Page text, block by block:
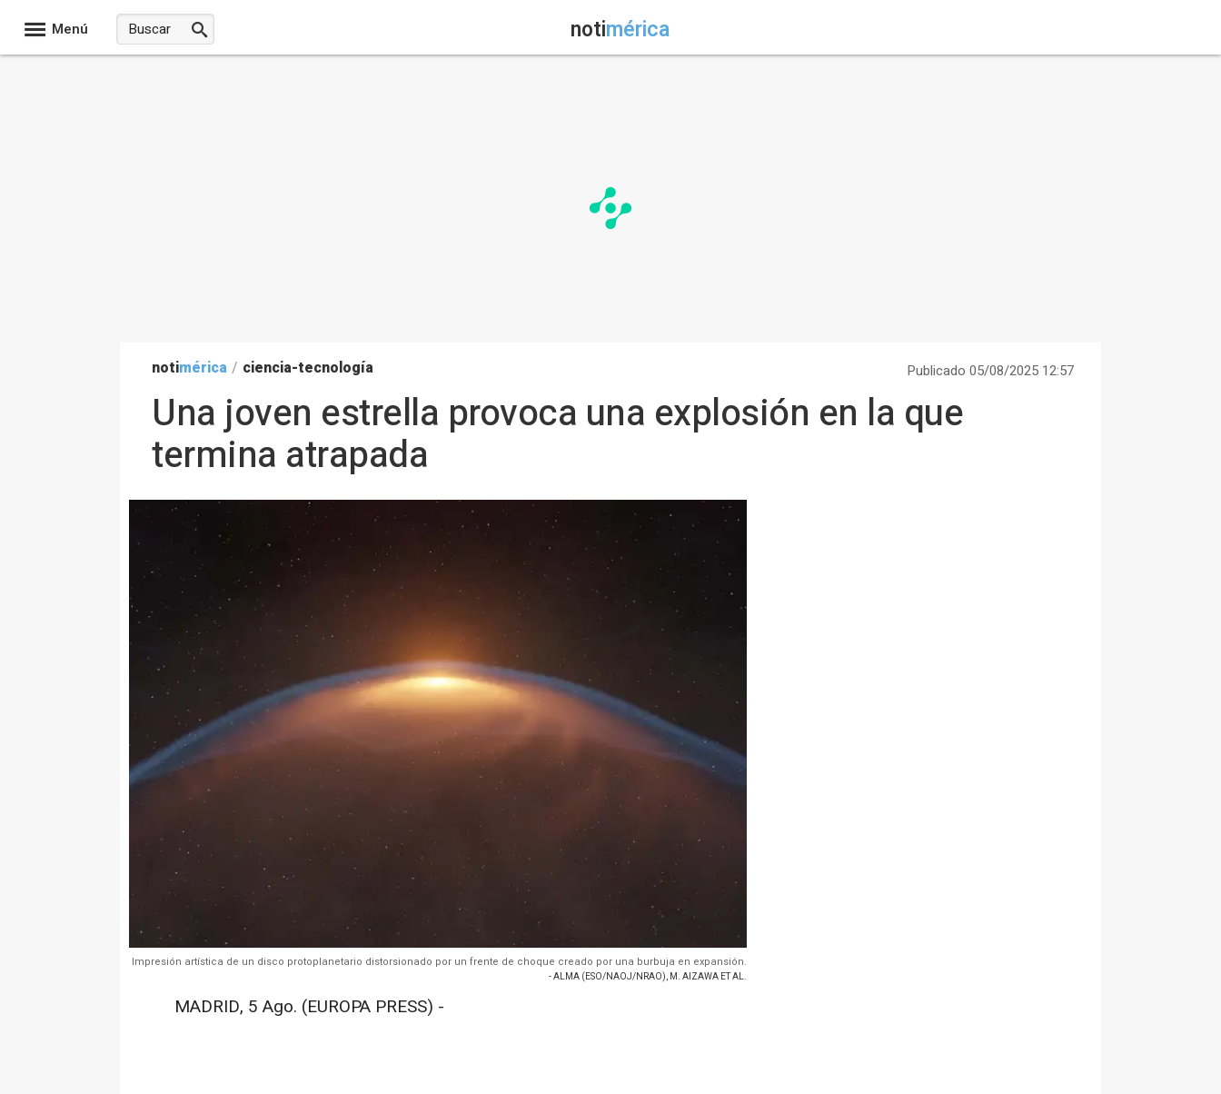
Menú notimérica
notimérica / ciencia-tecnología Publicado 05/08/2025 12:57
Una joven estrella provoca una explosión en la que
termina atrapada
Impresión artística de un disco protoplanetario distorsionado por un frente de choque creado por una burbuja en expansión.
- ALMA (ESO/NAOJ/NRAO), M. AIZAWA ET AL.
MADRID, 5 Ago. (EUROPA PRESS) -